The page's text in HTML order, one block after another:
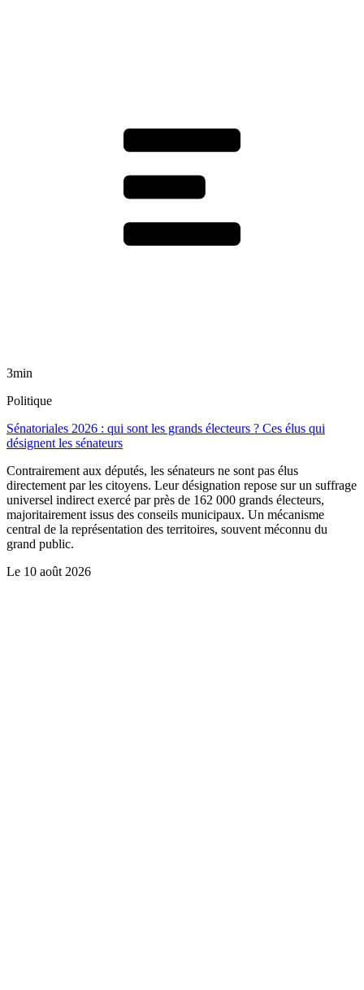
3min
Politique
Sénatoriales 2026 : qui sont les grands électeurs ? Ces élus qui
désignent les sénateurs
Contrairement aux députés, les sénateurs ne sont pas élus
directement par les citoyens. Leur désignation repose sur un suffrage
universel indirect exercé par près de 162 000 grands électeurs,
majoritairement issus des conseils municipaux. Un mécanisme
central de la représentation des territoires, souvent méconnu du
grand public.
Le 10 août 2026